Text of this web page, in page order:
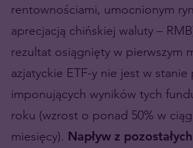
rentownościami, umocnionym
aprecjacją chińskiej waluty –
rezultat osiągnięty w pierwszym
azjatyckie ETF-y nie jest w stanie
imponujących wyników tych
roku (wzrost o ponad 50% w
miesięcy). Napływ z